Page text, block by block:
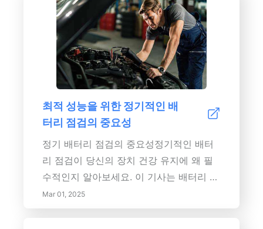
고 반응성이 뛰어난 브레이크 페달을 제공
합니다.</li> </ul> <h2>자세히 알아보기:
</h2> <p>고온 저항 브레이크 오일의 조
성, 장점 및 장기적인 비용 절감 효과를 알
아보려면 계속 읽어보세요. 까다로운 운전
시나리오에서 안전과 제어를 향상시키는
방법에 대한 통찰력을 얻으세요.</p>
한 효과적인 유지 관리 팁에 대해 알아보세
요. 비, 눈, 잔해를 자신 있게 탐색할 수 있
도록 도와주는 도전적인 조건에 맞게 설계
된 최고의 제품을 발견하세요. 적절한 와이
퍼 유지 관리와 선택이 귀하의 운전 경험을
어떻게 크게 개선할 수 있는지 이해함으로
써 도로에서 안전하게 지내세요.
최적 성능을 위한 정기적인 배
터리 점검의 중요성
정기 배터리 점검의 중요성정기적인 배터
리 점검이 당신의 장치 건강 유지에 왜 필
수적인지 알아보세요. 이 기사는 배터리 성
능이 장치 효율성과 안전성에 미치는 영향
에 대해 심층적으로 다룹니다. 정기 점검은
Mar 01, 2025